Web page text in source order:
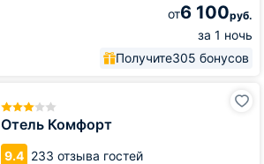
от6 100руб.
за 1 ночь
Получите305 бонусов
Отель Комфорт
9.4 233 отзыва гостей